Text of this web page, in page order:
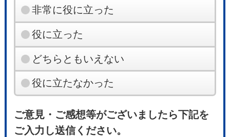
非常に役に立った
役に立った
どちらともいえない
役に立たなかった
ご意見・ご感想等がございましたら下記を
ご入力し送信ください。